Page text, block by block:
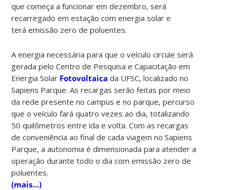
que começa a funcionar em dezembro, será
recarregado em estação com energia solar e
terá emissão zero de poluentes.
A energia necessária para que o veículo circule será
gerada pelo Centro de Pesquisa e Capacitação em
Energia Solar Fotovoltaica da UFSC, localizado no
Sapiens Parque. As recargas serão feitas por meio
da rede presente no campus e no parque, percurso
que o veículo fará quatro vezes ao dia, totalizando
50 quilômetros entre ida e volta. Com as recargas
de conveniência ao final de cada viagem no Sapiens
Parque, a autonomia é dimensionada para atender a
operação durante todo o dia com emissão zero de
poluentes.
(mais…)